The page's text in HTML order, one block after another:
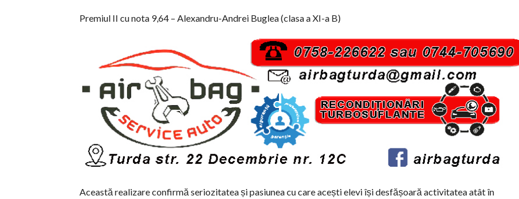
Premiul II cu nota 9,64 – Alexandru-Andrei Buglea (clasa a XI-a B)
Această realizare confirmă seriozitatea și pasiunea cu care acești elevi își desfășoară activitatea atât în